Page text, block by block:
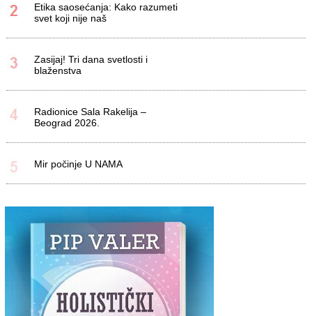
Etika saosećanja: Kako razumeti
svet koji nije naš
Zasijaj! Tri dana svetlosti i
blaženstva
Radionice Sala Rakelija –
Beograd 2026.
Mir počinje U NAMA